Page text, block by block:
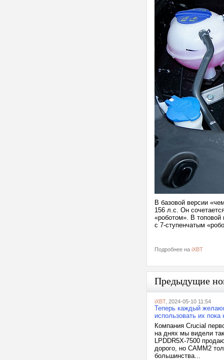
В базовой версии
156 л.с. Он
«роботом». В
с 7-ступенчатым
Подробнее на iXBT
Предыдущие
iXBT, 2024-05-10 11:54
Теперь каждый
использовать их
Компания Crucial
на днях мы видели
LPDDR5X-7500
дорого, но CAMM2
большинства...